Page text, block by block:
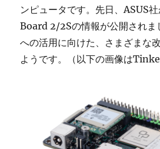
ンピュータです。先日、ASUS
Board 2/2Sの情報が公開されま
への活用に向けた、さまざまな
ようです。（以下の画像は